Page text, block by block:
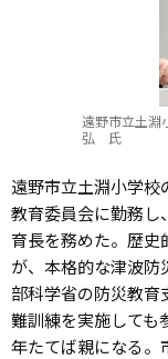
遠野市立土淵
弘 氏
遠野市立土淵小学校
教育委員会に勤務し
育長を務めた。歴史
が、本格的な津波防
部科学省の防災教
難訓練を実施しても
年たてば親になる。